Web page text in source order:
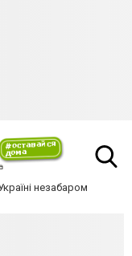
незабаром